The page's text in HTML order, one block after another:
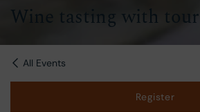
Wine tasting with tour
All Events
Register